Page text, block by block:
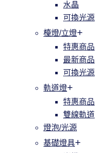
水晶
可換光源
檯燈/立燈
特惠商品
最新商品
可換光源
軌道燈
特惠商品
雙線軌道
燈泡/光源
基礎燈具